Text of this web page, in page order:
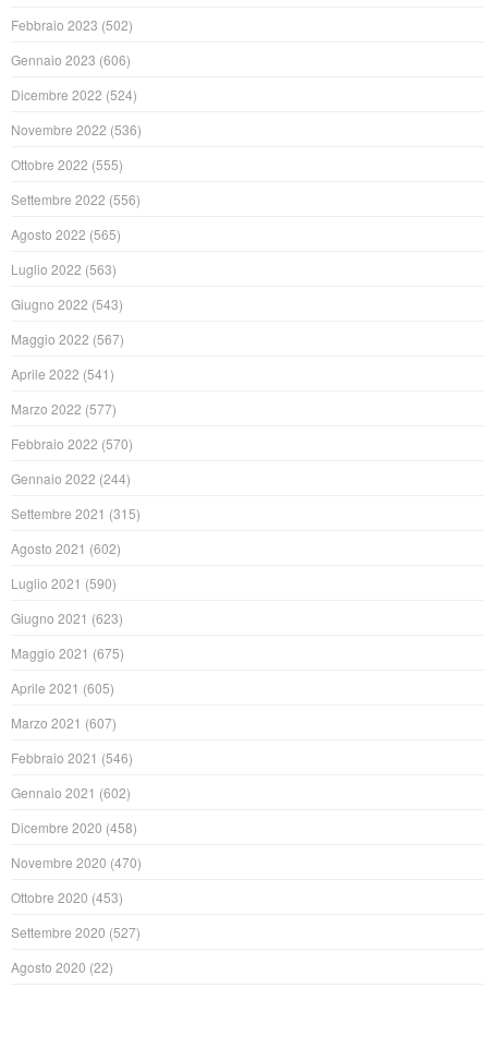
Febbraio 2023 (502)
Gennaio 2023 (606)
Dicembre 2022 (524)
Novembre 2022 (536)
Ottobre 2022 (555)
Settembre 2022 (556)
Agosto 2022 (565)
Luglio 2022 (563)
Giugno 2022 (543)
Maggio 2022 (567)
Aprile 2022 (541)
Marzo 2022 (577)
Febbraio 2022 (570)
Gennaio 2022 (244)
Settembre 2021 (315)
Agosto 2021 (602)
Luglio 2021 (590)
Giugno 2021 (623)
Maggio 2021 (675)
Aprile 2021 (605)
Marzo 2021 (607)
Febbraio 2021 (546)
Gennaio 2021 (602)
Dicembre 2020 (458)
Novembre 2020 (470)
Ottobre 2020 (453)
Settembre 2020 (527)
Agosto 2020 (22)